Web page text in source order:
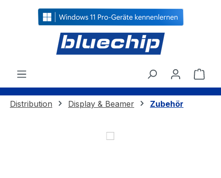
springen
Distribution Display & Beamer Zubehör
Bildergalerie überspringen